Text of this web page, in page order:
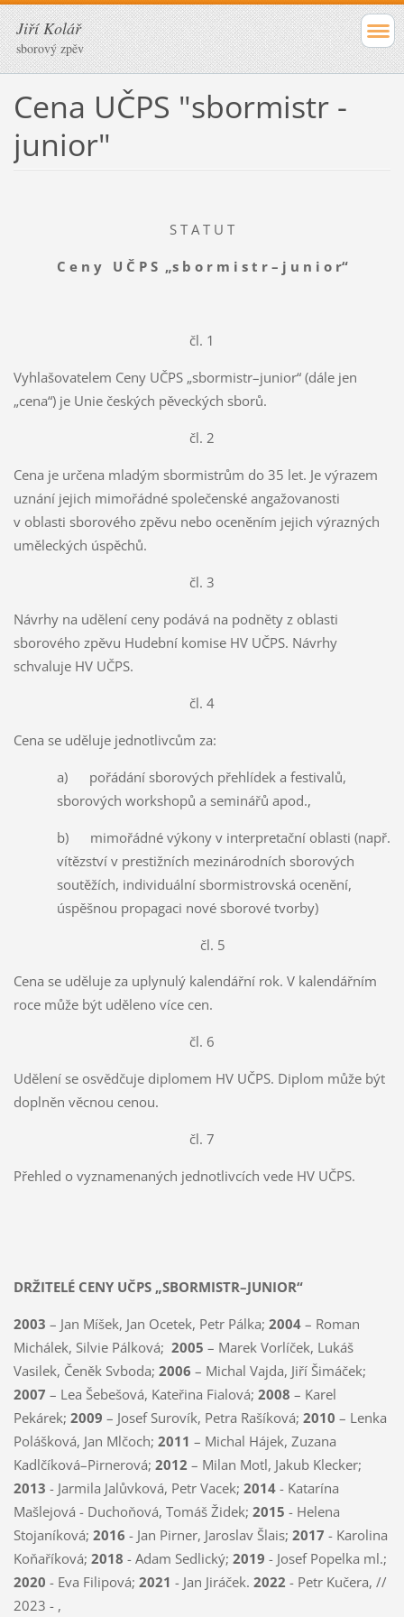
Jiří Kolář
sborový zpěv
Cena UČPS "sbormistr -
junior"
S T A T U T
C e n y U Č P S „s b o r m i s t r – j u n i o r“
čl. 1
Vyhlašovatelem Ceny UČPS „sbormistr–junior“ (dále jen
„cena“) je Unie českých pěveckých sborů.
čl. 2
Cena je určena mladým sbormistrům do 35 let. Je výrazem
uznání jejich mimořádné společenské angažovanosti
v oblasti sborového zpěvu nebo oceněním jejich výrazných
uměleckých úspěchů.
čl. 3
Návrhy na udělení ceny podává na podněty z oblasti
sborového zpěvu Hudební komise HV UČPS. Návrhy
schvaluje HV UČPS.
čl. 4
Cena se uděluje jednotlivcům za:
a) pořádání sborových přehlídek a festivalů,
sborových workshopů a seminářů apod.,
b) mimořádné výkony v interpretační oblasti (např.
vítězství v prestižních mezinárodních sborových
soutěžích, individuální sbormistrovská ocenění,
úspěšnou propagaci nové sborové tvorby)
čl. 5
Cena se uděluje za uplynulý kalendářní rok. V kalendářním
roce může být uděleno více cen.
čl. 6
Udělení se osvědčuje diplomem HV UČPS. Diplom může být
doplněn věcnou cenou.
čl. 7
Přehled o vyznamenaných jednotlivcích vede HV UČPS.
DRŽITELÉ CENY UČPS „SBORMISTR–JUNIOR“
2003 – Jan Míšek, Jan Ocetek, Petr Pálka; 2004 – Roman
Michálek, Silvie Pálková; 2005 – Marek Vorlíček, Lukáš
Vasilek, Čeněk Svboda; 2006 – Michal Vajda, Jiří Šimáček;
2007 – Lea Šebešová, Kateřina Fialová; 2008 – Karel
Pekárek; 2009 – Josef Surovík, Petra Rašíková; 2010 – Lenka
Polášková, Jan Mlčoch; 2011 – Michal Hájek, Zuzana
Kadlčíková–Pirnerová; 2012 – Milan Motl, Jakub Klecker;
2013 - Jarmila Jalůvková, Petr Vacek; 2014- Katarína
Mašlejová - Duchoňová, Tomáš Židek; 2015 - Helena
Stojaníková; 2016 - Jan Pirner, Jaroslav Šlais; 2017 - Karolina
Koňaříková; 2018 - Adam Sedlický; 2019 - Josef Popelka ml.;
2020 - Eva Filipová; 2021 - Jan Jiráček. 2022 - Petr Kučera, //
2023 - ,